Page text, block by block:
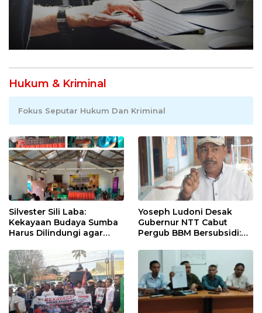
Hukum & Kriminal
Fokus Seputar Hukum Dan Kriminal
Silvester Sili Laba:
Kekayaan Budaya Sumba
Harus Dilindungi agar
Yoseph Ludoni Desak
Gubernur NTT Cabut
Pergub BBM Bersubsidi:
Tagih Pajak